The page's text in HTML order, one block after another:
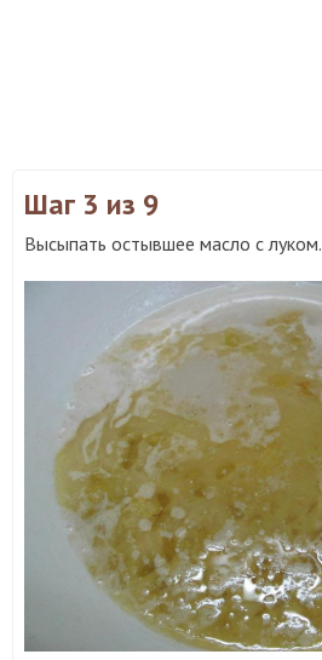
Шаг 3 из 9
Высыпать остывшее масло с луком.